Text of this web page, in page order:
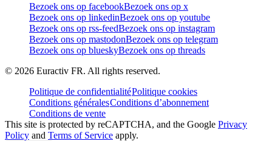
Bezoek ons op facebookBezoek ons op x
Bezoek ons op linkedinBezoek ons op youtube
Bezoek ons op rss-feedBezoek ons op instagram
Bezoek ons op mastodonBezoek ons op telegram
Bezoek ons op blueskyBezoek ons op threads
© 2026 Euractiv FR. All rights reserved.
Politique de confidentialitéPolitique cookies
Conditions généralesConditions d’abonnement
Conditions de vente
This site is protected by reCAPTCHA, and the Google Privacy
Policy and Terms of Service apply.